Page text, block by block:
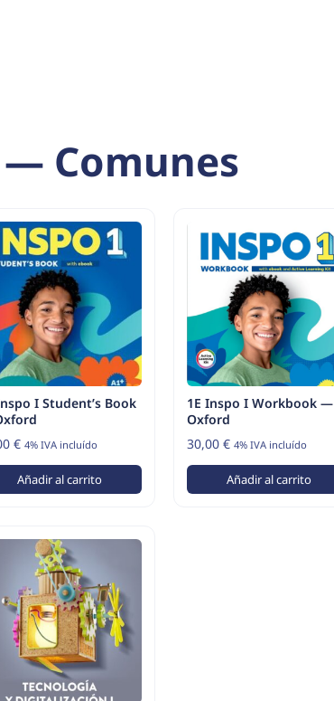
— Comunes
I Student’s Book
€ 4% IVA incluído
Añadir al carrito
1E Inspo I Workbook —
Oxford
30,00 € 4% IVA incluído
Añadir al carrito